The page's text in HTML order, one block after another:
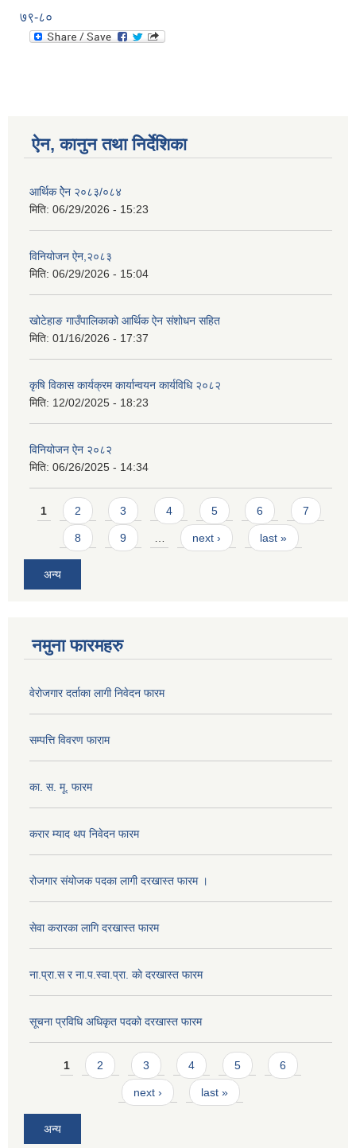
७९-८०
ऐन, कानुन तथा निर्देशिका
आर्थिक ऐेन २०८३/०८४
मिति: 06/29/2026 - 15:23
विनियोजन ऐन,२०८३
मिति: 06/29/2026 - 15:04
खोटेहाङ गाउँपालिकाको आर्थिक ऐन संशोधन सहित
मिति: 01/16/2026 - 17:37
कृषि विकास कार्यक्रम कार्यान्वयन कार्यविधि २०८२
मिति: 12/02/2025 - 18:23
विनियोजन ऐन २०८२
मिति: 06/26/2025 - 14:34
Pages
1 2 3 4 5 6 7
8 9 next › last »
अन्य
नमुना फारमहरु
वेरोजगार दर्ताका लागी निवेदन फारम
सम्पत्ति विवरण फाराम
का. स. मू. फारम
करार म्याद थप निवेदन फारम
रोजगार संयोजक पदका लागी दरखास्त फारम ।
सेवा करारका लागि दरखास्त फारम
ना‍.प्रा.स र ना.प.स्वा.प्रा. काे दरखास्त फारम
सूचना प्रविधि अधिकृत पदकाे दरखास्त फारम
Pages
1 2 3 4 5 6
next › last »
अन्य